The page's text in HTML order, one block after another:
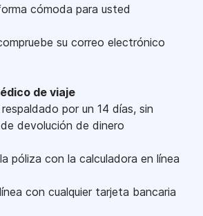
cómoda para usted
su correo electrónico
de viaje
por un 14 días, sin
devolución de dinero
póliza con la calculadora en línea
con cualquier tarjeta bancaria